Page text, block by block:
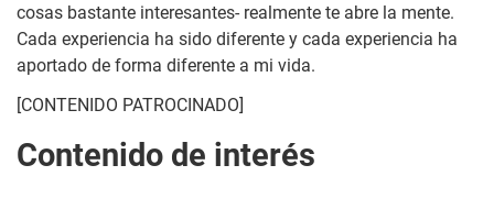
cosas bastante interesantes- realmente te abre la mente.
Cada experiencia ha sido diferente y cada experiencia ha
aportado de forma diferente a mi vida.
[CONTENIDO PATROCINADO]
Contenido de interés